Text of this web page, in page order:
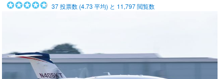
37投票数 (4.73 平均) と 11,797閲覧数